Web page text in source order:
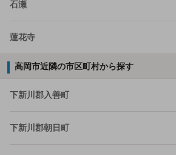
石瀬
蓮花寺
高岡市近隣の市区町村から探す
下新川郡入善町
下新川郡朝日町